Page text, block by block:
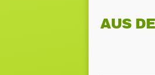
AUS